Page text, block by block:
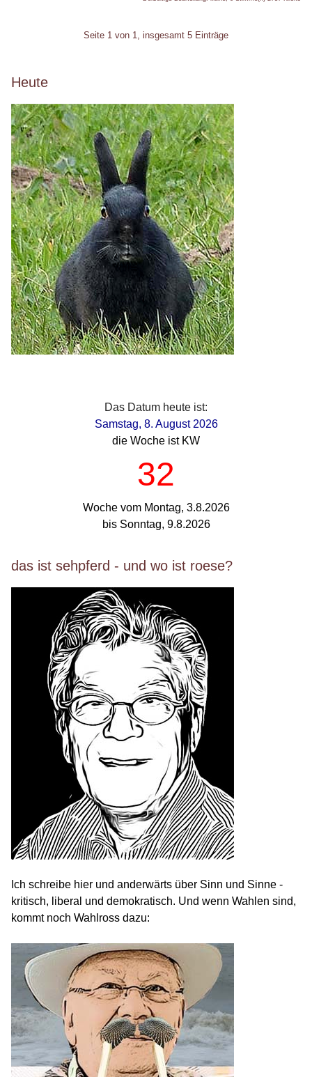
Seite 1 von 1, insgesamt 5 Einträge
Seitenleiste
Heute
Das Datum heute ist:
Samstag, 8. August 2026
die Woche ist KW
32
Woche vom Montag, 3.8.2026
bis Sonntag, 9.8.2026
das ist sehpferd - und wo ist roese?
Ich schreibe hier und anderwärts über Sinn und Sinne -
kritisch, liberal und demokratisch. Und wenn Wahlen sind,
kommt noch Wahlross dazu: